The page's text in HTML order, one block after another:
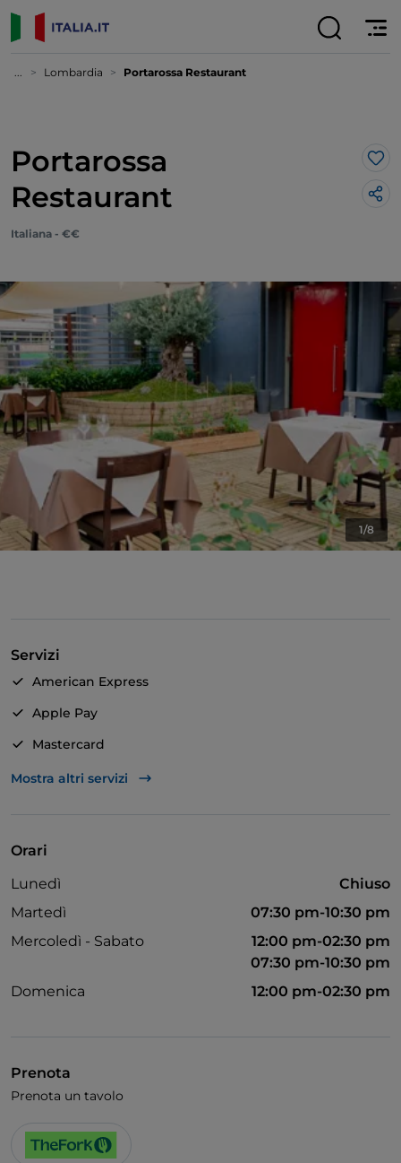
... Lombardia Portarossa Restaurant
Portarossa
Restaurant
Italiana - €€
1/8
Servizi
American Express
Apple Pay
Mastercard
TheFork PAY
Si parla inglese
Mostra altri servizi
Orari
Lunedì
Chiuso
Martedì
07:30 pm-10:30 pm
Mercoledì - Sabato
12:00 pm-02:30 pm
07:30 pm-10:30 pm
Domenica
12:00 pm-02:30 pm
Prenota
Prenota un tavolo